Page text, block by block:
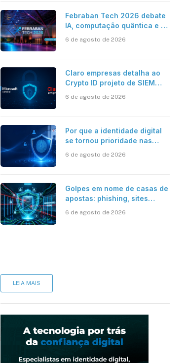
Febraban Tech 2026 debate
IA, computação quântica e os
bancária
6 de agosto de 2026
Claro empresas detalha ao
Crypto ID projeto de SIEM
resposta automatizada
6 de agosto de 2026
Por que a identidade digital
se tornou prioridade nas
6 de agosto de 2026
Golpes em nome de casas de
apostas: phishing, sites
6 de agosto de 2026
LEIA MAIS